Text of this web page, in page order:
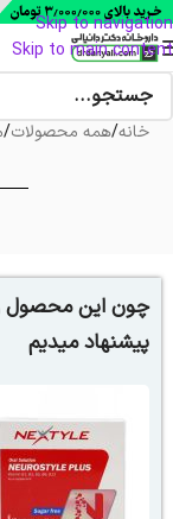
Skip to navigation
Skip to main content
خانه/همه محصولات/
چون این محصول
پیشنهاد میدیم